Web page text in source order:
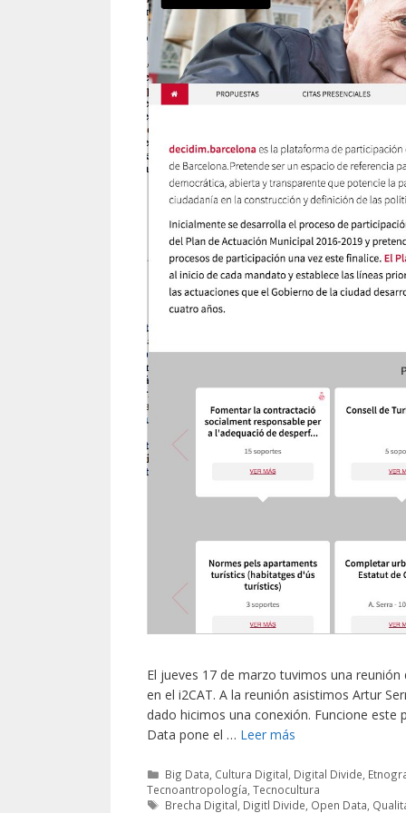
El jueves 17 de marzo tuvimos una
en el i2CAT. A la reunión asistimos Artur
dado hicimos una conexión. Funcione
Data pone el … Leer más
Categorías
Big Data Cultura Digital Digital Divide
Tecnoantropología Tecnocultura
Etiquetas
Brecha Digital Digitl Divide Open Data